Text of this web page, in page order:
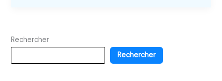
féculent
pour
Rechercher
Rechercher